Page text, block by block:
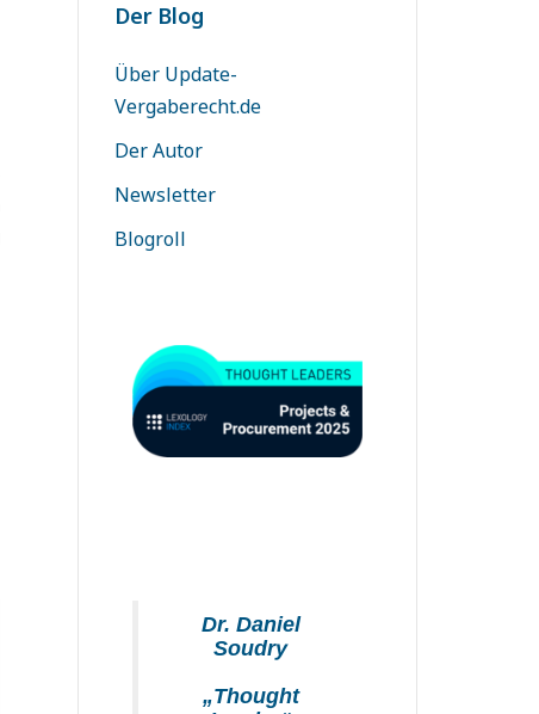
Der Blog
Über Update-
Vergaberecht.de
Der Autor
Newsletter
Blogroll